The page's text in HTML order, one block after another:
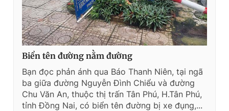
Biển tên đường nằm đường
Bạn đọc phản ánh qua Báo Thanh Niên, tại ngã
ba giữa đường Nguyễn Đình Chiểu và đường
Chu Văn An, thuộc thị trấn Tân Phú, H.Tân Phú,
tỉnh Đồng Nai, có biển tên đường bị xe đụng,...